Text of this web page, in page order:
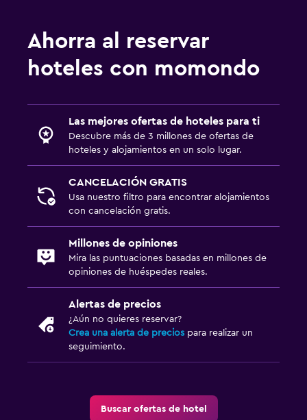
Ahorra al reservar
hoteles con momondo
Las mejores ofertas de hoteles para ti
Descubre más de 3 millones de ofertas de
hoteles y alojamientos en un solo lugar.
CANCELACIÓN GRATIS
Usa nuestro filtro para encontrar alojamientos
con cancelación gratis.
Millones de opiniones
Mira las puntuaciones basadas en millones de
opiniones de huéspedes reales.
Alertas de precios
¿Aún no quieres reservar?
Crea una alerta de precios para realizar un
seguimiento.
Buscar ofertas de hotel